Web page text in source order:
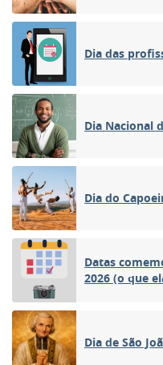
Dia das
Dia Nacional
Dia do
Datas
2026 (o que
Dia de São